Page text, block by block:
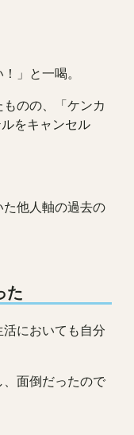
」と一喝。
のの、「ケンカ
をキャンセル
他人軸の過去の
た
においても自分
面倒だったので